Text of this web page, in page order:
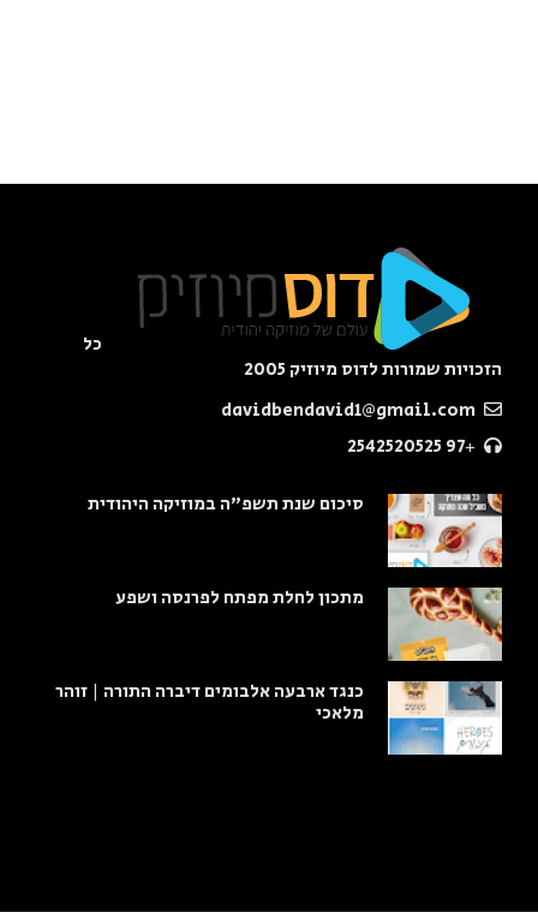
כל
הזכויות שמורות לדוס מיוזיק 2005
+97 2542520525
סיכום שנת תשפ"ה במוזיקה היהודית
מתכון לחלת מפתח לפרנסה ושפע
כנגד ארבעה אלבומים דיברה התורה | זוהר
מלאכי